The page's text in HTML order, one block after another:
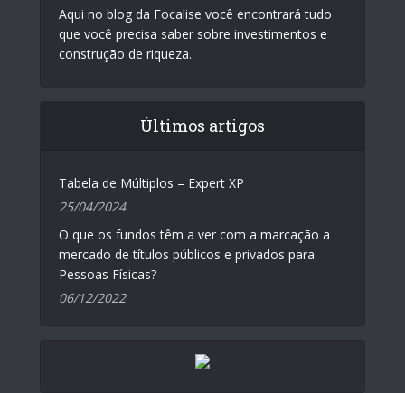
Aqui no blog da Focalise você encontrará tudo
que você precisa saber sobre investimentos e
construção de riqueza.
Últimos artigos
Tabela de Múltiplos – Expert XP
25/04/2024
O que os fundos têm a ver com a marcação a
mercado de títulos públicos e privados para
Pessoas Físicas?
06/12/2022